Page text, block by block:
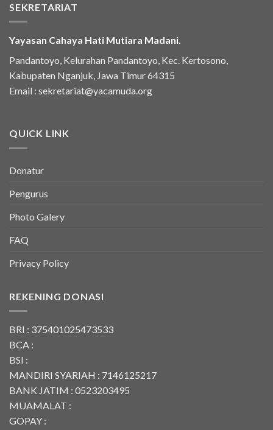
SEKRETARIAT
Yayasan Cahaya Hati Mutiara Madani.
Pandantoyo, Kelurahan Pandantoyo, Kec. Kertosono,
Kabupaten Nganjuk, Jawa Timur 64315
Email : sekretariat@yacamuda.org
QUICK LINK
Donatur
Pengurus
Photo Galery
FAQ
Privacy Policy
REKENING DONASI
BRI : 375401025473533
BCA :
BSI :
MANDIRI SYARIAH : 7146125217
BANK JATIM : 0523203495
MUAMALAT :
GOPAY :